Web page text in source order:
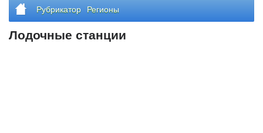
Рубрикатор Регионы
Лодочные станции